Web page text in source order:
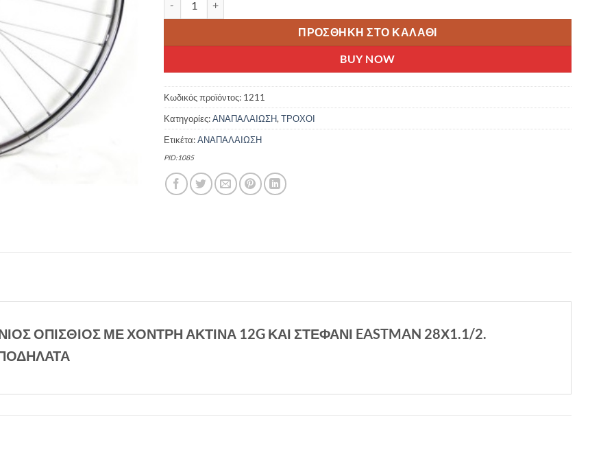
ΠΡΟΣΘΉΚΗ ΣΤΟ ΚΑΛΆΘΙ
BUY NOW
Κωδικός προϊόντος: 1211
Κατηγορίες:ΑΝΑΠΑΛΑΙΩΣΗ,ΤΡΟΧΟΙ
Ετικέτα:ΑΝΑΠΑΛΑΙΩΣΗ
PID:1085
ΟΠΙΣΘΙΟΣ ΜΕ ΧΟΝΤΡΗ ΑΚΤΙΝΑ 12G ΚΑΙ ΣΤΕΦΑΝΙ EASTMAN 28Χ1.1/2.